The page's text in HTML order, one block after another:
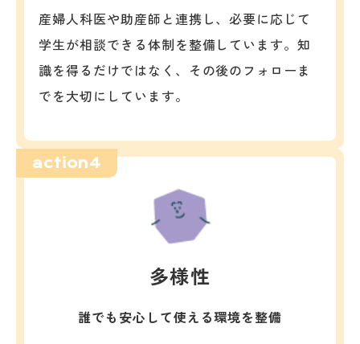
産婦人科医や助産師と連携し、必要に応じて
学生が相談できる体制を整備しています。知
識を得るだけではなく、その後のフォローま
でを大切にしています。
action4
多様性
誰でも安心して使える環境を整備